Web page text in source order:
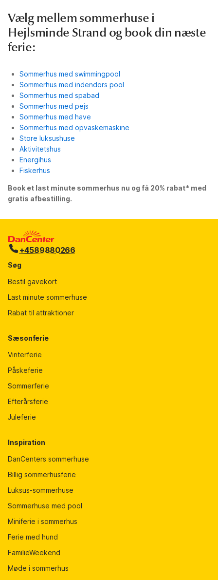
Vælg mellem sommerhuse i
Hejlsminde Strand og book din næste
ferie:
Sommerhus med swimmingpool
Sommerhus med indendors pool
Sommerhus med spabad
Sommerhus med pejs
Sommerhus med have
Sommerhus med opvaskemaskine
Store luksushuse
Aktivitetshus
Energihus
Fiskerhus
Book et last minute sommerhus nu og få 20% rabat* med
gratis afbestilling.
+4589880266
Søg
Bestil gavekort
Last minute sommerhuse
Rabat til attraktioner
Sæsonferie
Vinterferie
Påskeferie
Sommerferie
Efterårsferie
Juleferie
Inspiration
DanCenters sommerhuse
Billig sommerhusferie
Luksus-sommerhuse
Sommerhuse med pool
Miniferie i sommerhus
Ferie med hund
FamilieWeekend
Møde i sommerhus